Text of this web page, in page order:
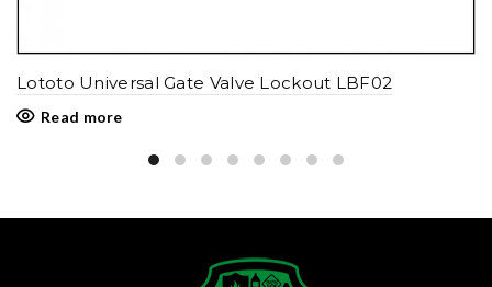
Lototo Universal Gate Valve Lockout LBF02
Read more